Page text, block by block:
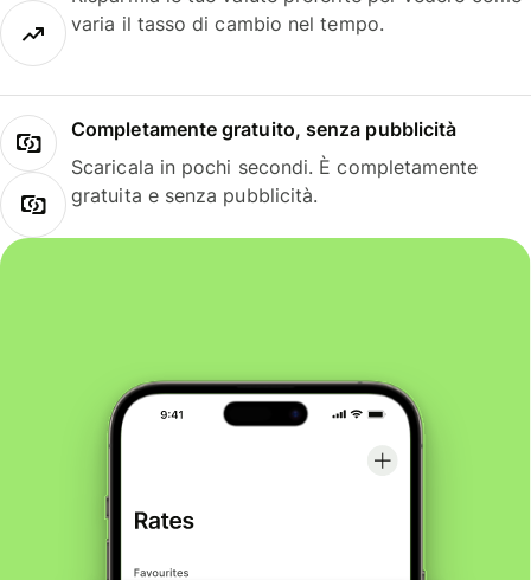
varia il tasso di cambio nel tempo.
Completamente gratuito, senza pubblicità
Scaricala in pochi secondi. È completamente
gratuita e senza pubblicità.